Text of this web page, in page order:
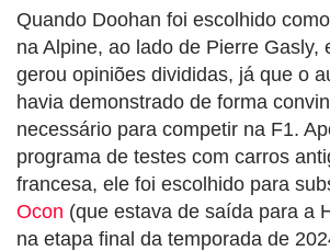
Quando Doohan foi escolhido
na Alpine, ao lado de Pierre Gasly,
gerou opiniões divididas, já que o
havia demonstrado de forma
necessário para competir na F1.
programa de testes com carros
francesa, ele foi escolhido para
Ocon (que estava de saída para a
na etapa final da temporada de